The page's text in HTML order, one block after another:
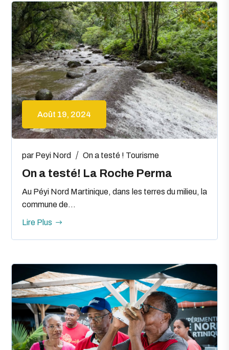
Août 19, 2024
On a testé! La Roche Perma
par Peyi Nord On a testé ! Tourisme
Au Péyi Nord Martinique, dans les terres du milieu, la
commune de...
Lire Plus